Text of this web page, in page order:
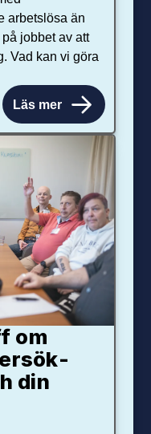
arbetslösa än
jobbet av att
Vad kan vi göra
Läs mer
om
din